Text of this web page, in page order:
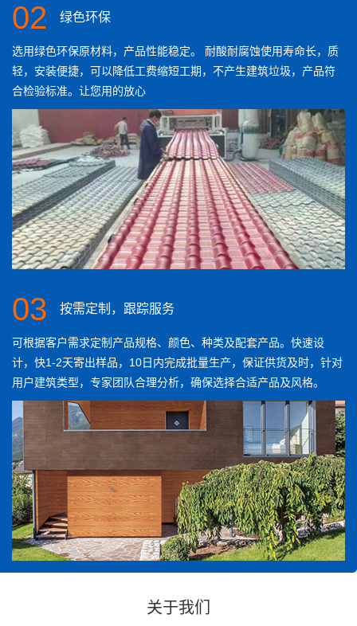
02 绿色环保
选用绿色环保原材料，产品性能稳定。 耐酸耐腐蚀使用寿命长，质
轻，安装便捷，可以降低工费缩短工期，不产生建筑垃圾，产品符
合检验标准。让您用的放心
03 按需定制，跟踪服务
可根据客户需求定制产品规格、颜色、种类及配套产品。快速设
计，快1-2天寄出样品，10日内完成批量生产，保证供货及时，针对
用户建筑类型，专家团队合理分析，确保选择合适产品及风格。
关于我们